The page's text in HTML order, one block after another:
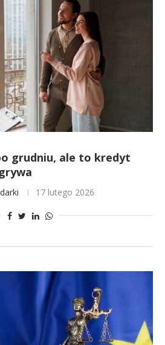
grudniu, ale to kredyt
17 lutego 2026